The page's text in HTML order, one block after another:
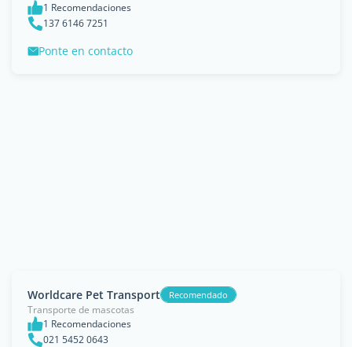
1 Recomendaciones
137 6146 7251
Ponte en contacto
Worldcare Pet Transport Recomendado
Transporte de mascotas
1 Recomendaciones
021 5452 0643